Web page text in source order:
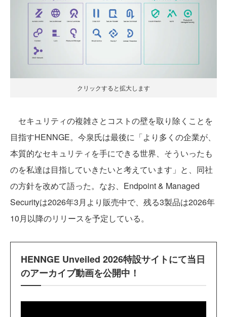
クリックすると拡大します
セキュリティの複雑さとコストの壁を取り除くことを
目指すHENNGE。今泉氏は最後に「より多くの企業が、
本質的なセキュリティを手にできる世界、そういったも
のを私達は目指していきたいと考えています」と、同社
の方針を改めて語った。なお、Endpoint & Managed
Securityは2026年3月より販売中で、残る3製品は2026年
10月以降のリリースを予定している。
HENNGE Unveiled 2026特設サイトにて当日
のアーカイブ動画を公開中！